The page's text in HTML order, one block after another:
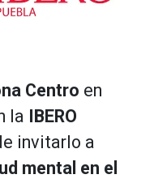
Centro en
la
IBERO
invitarlo a
mental en el